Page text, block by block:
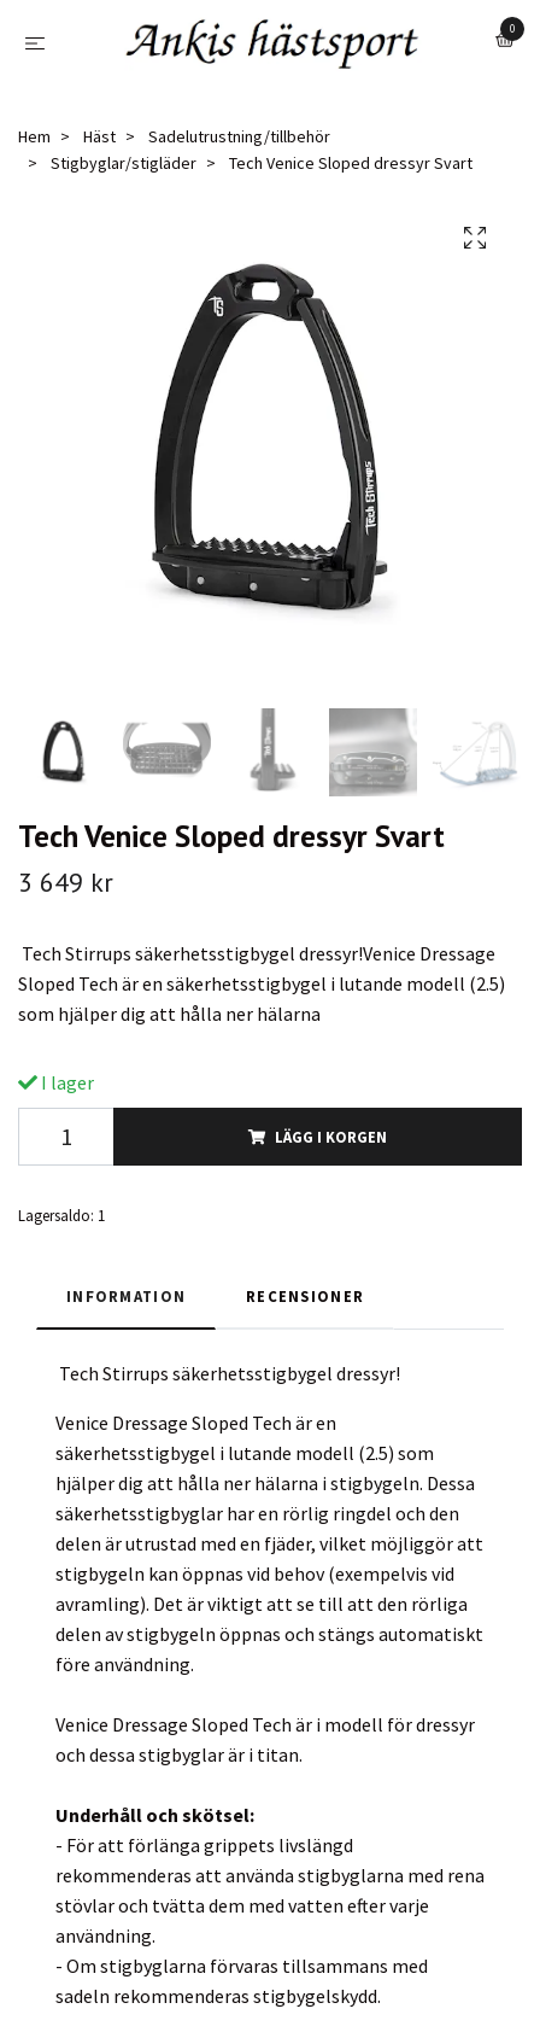
0
Hem Häst
Sadelutrustning/tillbehör
Stigbyglar/stigläder
Tech Venice Sloped dressyr Svart
Tech Venice Sloped dressyr Svart
3 649 kr
Tech Stirrups säkerhetsstigbygel dressyr!Venice Dressage
Sloped Tech är en säkerhetsstigbygel i lutande modell (2.5)
som hjälper dig att hålla ner hälarna
I lager
LÄGG I KORGEN
Lagersaldo: 1
INFORMATION RECENSIONER
Tech Stirrups säkerhetsstigbygel dressyr!
Venice Dressage Sloped Tech är en
säkerhetsstigbygel i lutande modell (2.5) som
hjälper dig att hålla ner hälarna i stigbygeln. Dessa
säkerhetsstigbyglar har en rörlig ringdel och den
delen är utrustad med en fjäder, vilket möjliggör att
stigbygeln kan öppnas vid behov (exempelvis vid
avramling). Det är viktigt att se till att den rörliga
delen av stigbygeln öppnas och stängs automatiskt
före användning.
Venice Dressage Sloped Tech är i modell för dressyr
och dessa stigbyglar är i titan.
Underhåll och skötsel:
- För att förlänga grippets livslängd
rekommenderas att använda stigbyglarna med rena
stövlar och tvätta dem med vatten efter varje
användning.
- Om stigbyglarna förvaras tillsammans med
sadeln rekommenderas stigbygelskydd.